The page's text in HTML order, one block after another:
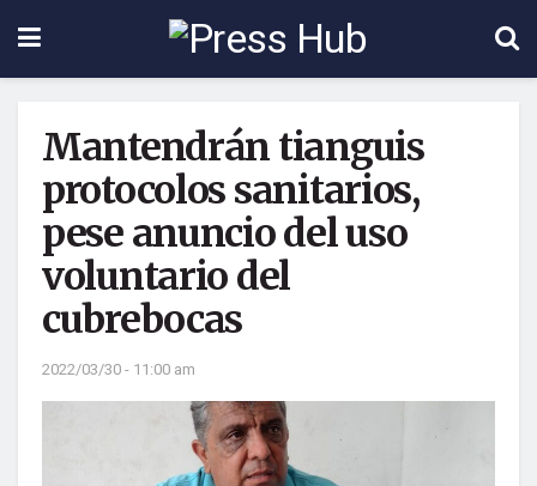
Mantendrán tianguis
protocolos sanitarios,
pese anuncio del uso
voluntario del
cubrebocas
2022/03/30 - 11:00 am